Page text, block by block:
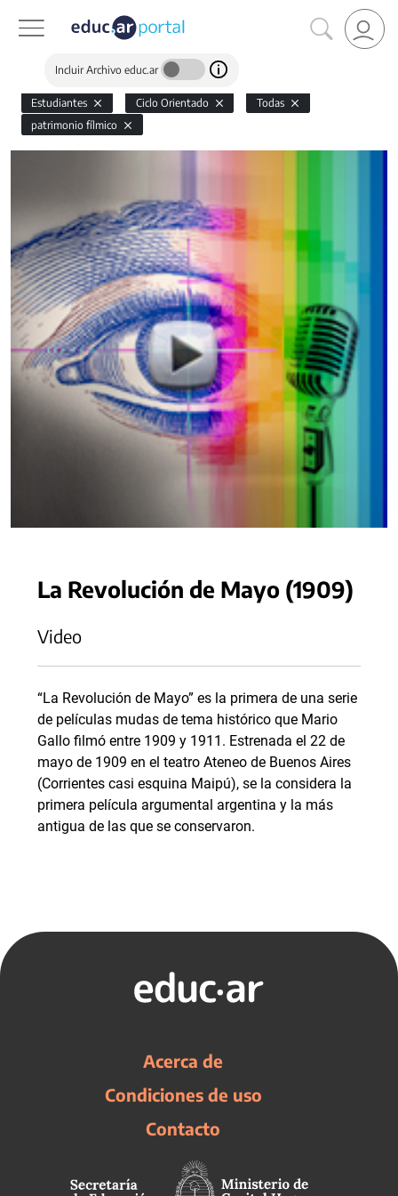
Incluir Archivo educ.ar
Estudiantes Ciclo Orientado
Todas
patrimonio fílmico
La Revolución de Mayo (1909)
Video
“La Revolución de Mayo” es la primera de una serie
de películas mudas de tema histórico que Mario
Gallo filmó entre 1909 y 1911. Estrenada el 22 de
mayo de 1909 en el teatro Ateneo de Buenos Aires
(Corrientes casi esquina Maipú), se la considera la
primera película argumental argentina y la más
antigua de las que se conservaron.
Acerca de
Condiciones de uso
Contacto